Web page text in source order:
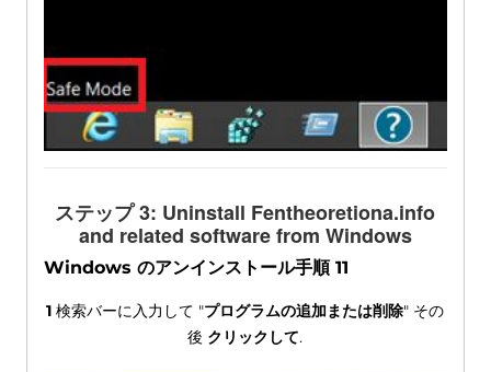
ステップ 3: Uninstall Fentheoretiona.info
and related software from Windows
Windows のアンインストール手順 11
1 検索バーに入力して "プログラムの追加または削除" その
後 クリックして.